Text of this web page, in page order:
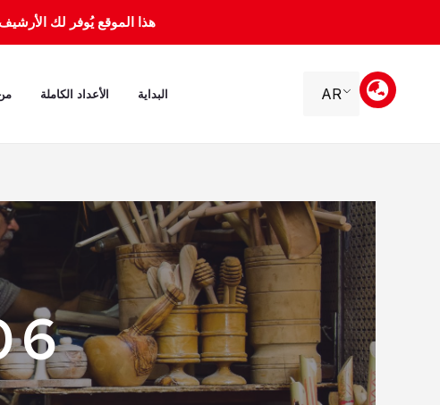
هذا الموقع يُوفر لك الأرشيف الحصري
AR البداية الأعداد الكاملة
6 décembre 2010